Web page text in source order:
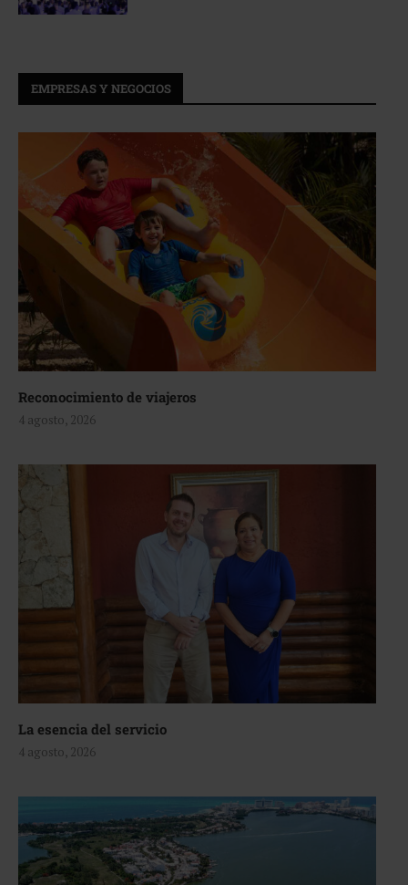
EMPRESAS Y NEGOCIOS
Reconocimiento de viajeros
4 agosto, 2026
La esencia del servicio
4 agosto, 2026